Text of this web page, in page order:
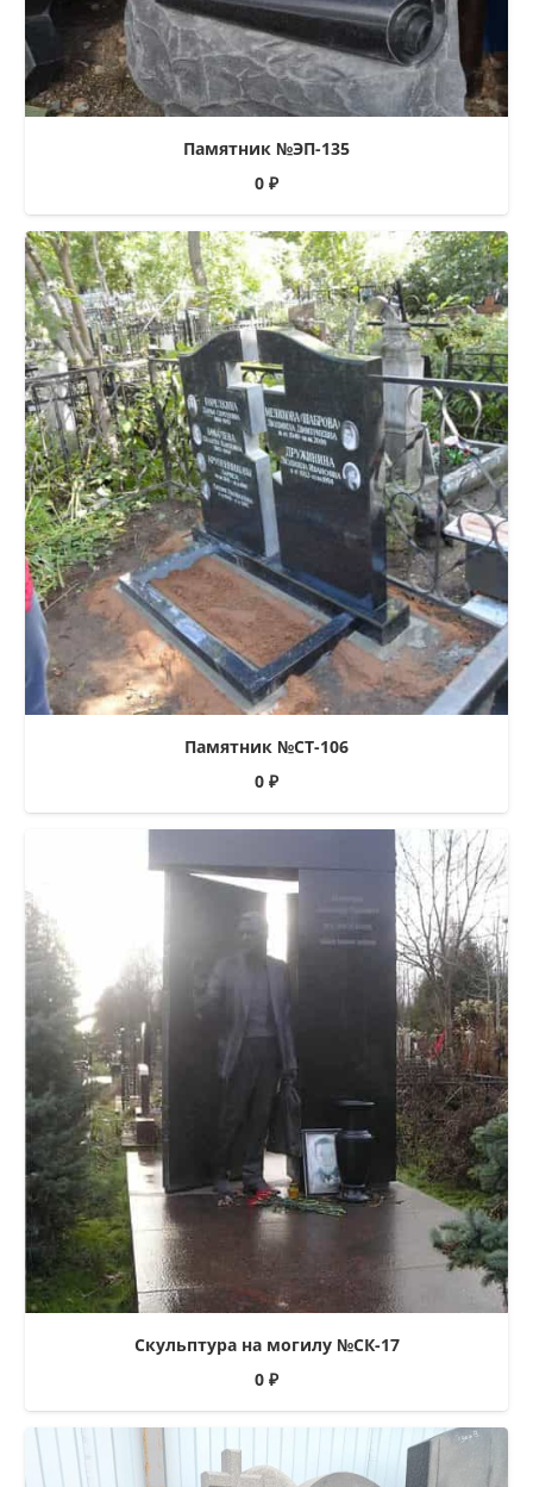
Памятник №ЭП-135
0 ₽
Памятник №СТ-106
0 ₽
Скульптура на могилу №СК-17
0 ₽